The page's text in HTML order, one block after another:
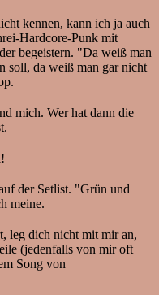
kennen, kann ich ja auch
Hardcore-Punk mit
begeistern. "Da weiß man
soll, da weiß man gar nicht
mich. Wer hat dann die
der Setlist. "Grün und
meine.
leg dich nicht mit mir an,
(jedenfalls von mir oft
Song von